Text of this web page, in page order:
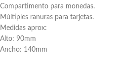
Compartimento para monedas.
Múltiples ranuras para tarjetas.
Medidas aprox:
Alto: 90mm
Ancho: 140mm